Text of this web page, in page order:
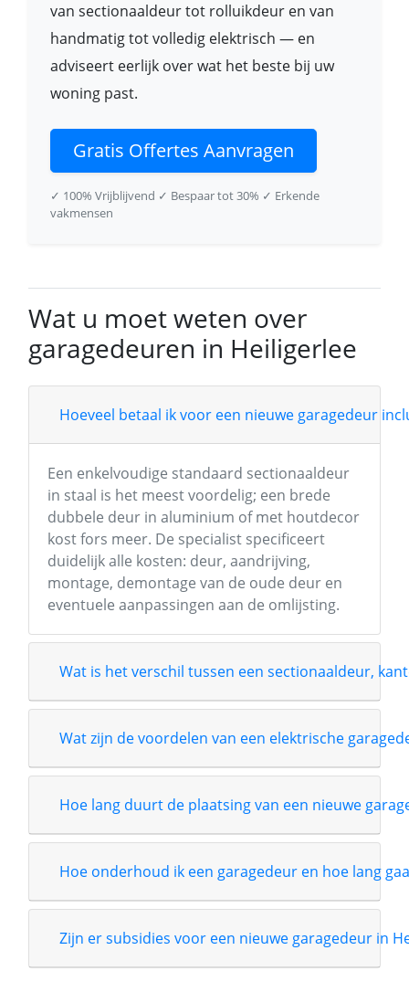
van sectionaaldeur tot rolluikdeur en van
handmatig tot volledig elektrisch — en
adviseert eerlijk over wat het beste bij uw
woning past.
Gratis Offertes Aanvragen
✓ 100% Vrijblijvend ✓ Bespaar tot 30% ✓ Erkende
vakmensen
Wat u moet weten over
garagedeuren in Heiligerlee
Hoeveel betaal ik voor een nieuwe garagedeur
Een enkelvoudige standaard sectionaaldeur
in staal is het meest voordelig; een brede
dubbele deur in aluminium of met houtdecor
kost fors meer. De specialist specificeert
duidelijk alle kosten: deur, aandrijving,
montage, demontage van de oude deur en
eventuele aanpassingen aan de omlijsting.
Wat is het verschil tussen een sectionaaldeur,
Wat zijn de voordelen van een elektrische
Hoe lang duurt de plaatsing van een nieuwe
Hoe onderhoud ik een garagedeur en hoe lang
Zijn er subsidies voor een nieuwe garagedeur in